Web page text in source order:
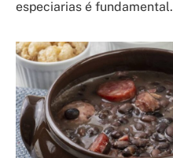
especiarias é fundamental.